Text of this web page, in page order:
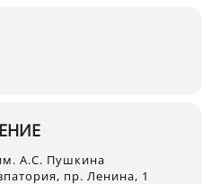
А.С. Пушкина
пр. Ленина, 1